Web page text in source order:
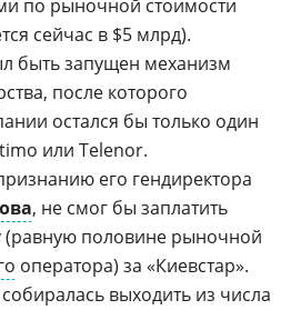
по рыночной стоимости
сейчас в $5 млрд).
быть запущен механизм
после которого
остался бы только один
или Telenor.
его гендиректора
, не смог бы заплатить
(равную половине рыночной
оператора) за «Киевстар».
выходить из числа